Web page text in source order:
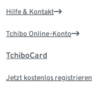
Hilfe & Kontakt
Tchibo Online-Konto
TchiboCard
Jetzt kostenlos registrieren